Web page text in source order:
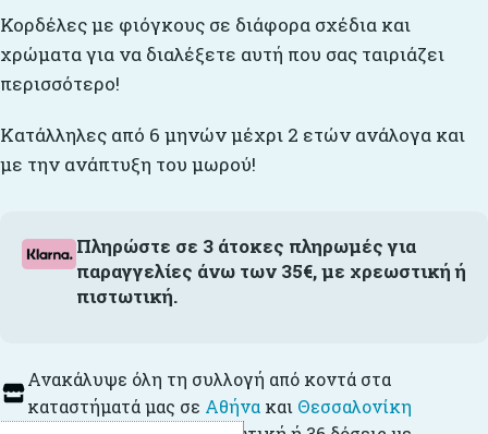
Κορδέλες με φιόγκους σε διάφορα σχέδια και
χρώματα για να διαλέξετε αυτή που σας ταιριάζει
περισσότερο!
Κατάλληλες από 6 μηνών μέχρι 2 ετών ανάλογα και
με την ανάπτυξη του μωρού!
Πληρώστε σε 3 άτοκες πληρωμές για
παραγγελίες άνω των 35€, με χρεωστική ή
πιστωτική.
Ανακάλυψε όλη τη συλλογή από κοντά στα
καταστήματά μας σε Αθήνα και Θεσσαλονίκη